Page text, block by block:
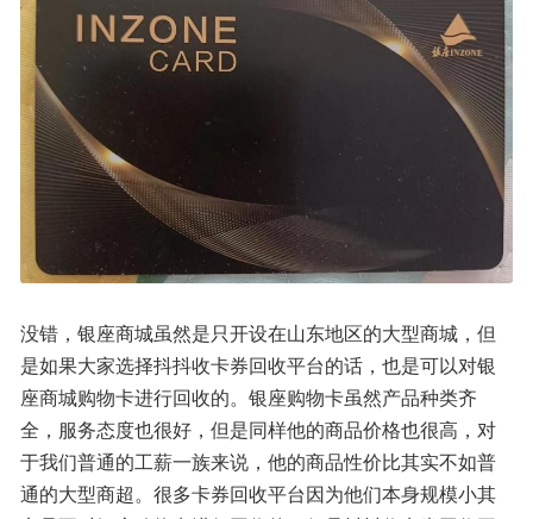
没错，银座商城虽然是只开设在山东地区的大型商城，但
是如果大家选择抖抖收卡券回收平台的话，也是可以对银
座商城购物卡进行回收的。银座购物卡虽然产品种类齐
全，服务态度也很好，但是同样他的商品价格也很高，对
于我们普通的工薪一族来说，他的商品性价比其实不如普
通的大型商超。很多卡券回收平台因为他们本身规模小其